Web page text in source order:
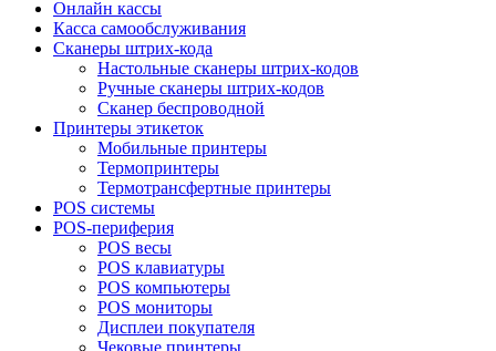
Онлайн кассы
Касса самообслуживания
Сканеры штрих-кода
Настольные сканеры штрих-кодов
Ручные сканеры штрих-кодов
Сканер беспроводной
Принтеры этикеток
Мобильные принтеры
Термопринтеры
Термотрансфертные принтеры
POS системы
POS-периферия
POS весы
POS клавиатуры
POS компьютеры
POS мониторы
Дисплеи покупателя
Чековые принтеры